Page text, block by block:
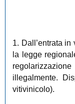
1. Dall’entrata
la legge
illegalmente.
vitivinicolo).